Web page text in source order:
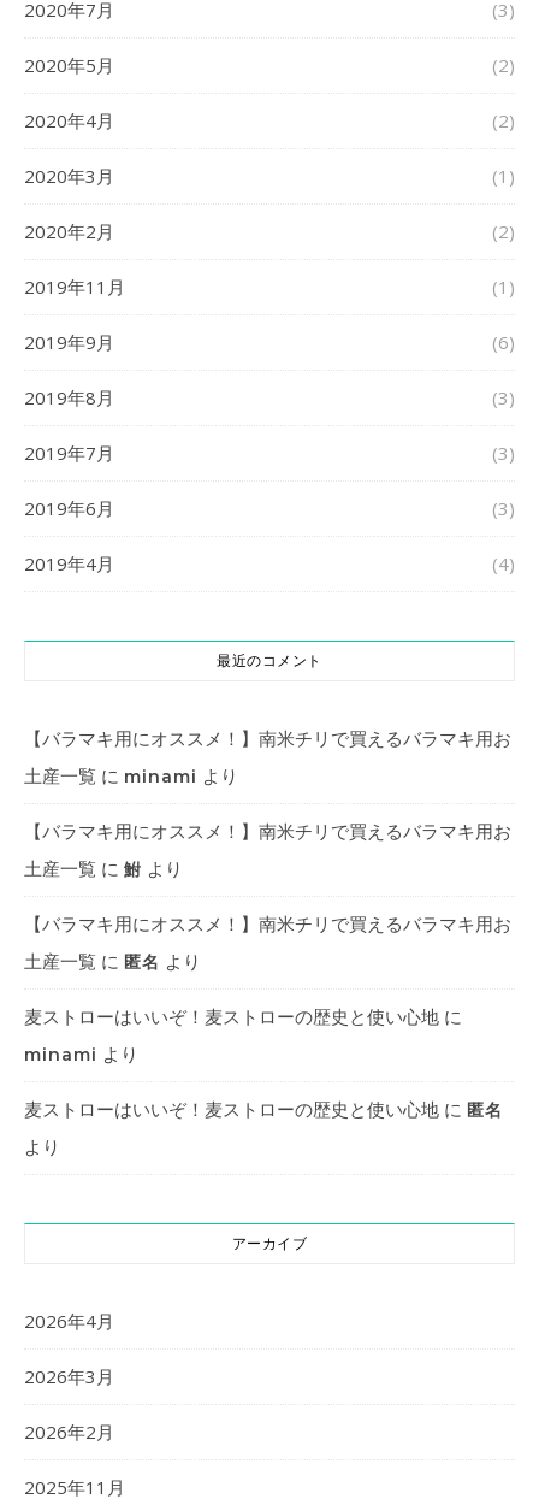
2020年7月 (3)
2020年5月 (2)
2020年4月 (2)
2020年3月 (1)
2020年2月 (2)
2019年11月 (1)
2019年9月 (6)
2019年8月 (3)
2019年7月 (3)
2019年6月 (3)
2019年4月 (4)
最近のコメント
【バラマキ用にオススメ！】南米チリで買えるバラマキ用お
土産一覧 に minami より
【バラマキ用にオススメ！】南米チリで買えるバラマキ用お
土産一覧 に 鮒 より
【バラマキ用にオススメ！】南米チリで買えるバラマキ用お
土産一覧 に 匿名 より
麦ストローはいいぞ！麦ストローの歴史と使い心地 に
minami より
麦ストローはいいぞ！麦ストローの歴史と使い心地 に 匿名
より
アーカイブ
2026年4月
2026年3月
2026年2月
2025年11月